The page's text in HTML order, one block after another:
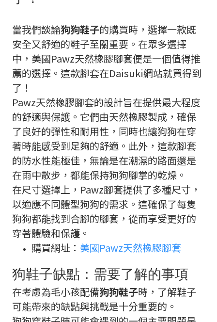
當我們談論狗狗鞋子的購買時，選擇一款既
安全又舒適的鞋子至關重要。在眾多選擇
中，美國Pawz天然橡膠腳套便是一個值得推
薦的選擇。這款腳套在Daisuki網站就買得到
了！
Pawz天然橡膠腳套的設計旨在提供最大程度
的舒適與保護。它們由天然橡膠製成，確保
了良好的彈性和耐用性，同時也讓狗狗在穿
著時能感受到足夠的舒適。此外，這款腳套
的防水性能極佳，無論是在潮濕的路面還是
在雨中散步，都能保持狗狗腳掌的乾燥。
在尺寸選擇上，Pawz腳套提供了多種尺寸，
以適應不同體型狗狗的需求。這確保了每隻
狗狗都能找到合腳的腳套，從而享受更好的
穿著體驗和保護。
購買網址： 美國Pawz天然橡膠腳套
狗鞋子缺點：需要了解的事項
在考慮為毛小孩配備狗狗鞋子時，了解鞋子
可能帶來的缺點與挑戰是十分重要的。